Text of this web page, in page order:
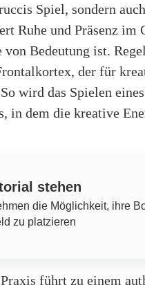
Spiel, sondern
Ruhe und Präsenz im
Bedeutung ist.
der für
wird das Spielen
in dem die kreative
stehen
die Möglichkeit, ihre
zu platzieren
führt zu einem